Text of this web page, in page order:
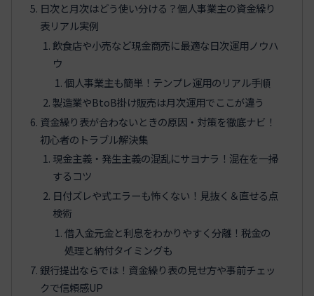
日次と月次はどう使い分ける？個人事業主の資金繰り
表リアル実例
飲食店や小売など現金商売に最適な日次運用ノウハ
ウ
個人事業主も簡単！テンプレ運用のリアル手順
製造業やBtoB掛け販売は月次運用でここが違う
資金繰り表が合わないときの原因・対策を徹底ナビ！
初心者のトラブル解決集
現金主義・発生主義の混乱にサヨナラ！混在を一掃
するコツ
日付ズレや式エラーも怖くない！見抜く＆直せる点
検術
借入金元金と利息をわかりやすく分離！税金の
処理と納付タイミングも
銀行提出ならでは！資金繰り表の見せ方や事前チェッ
クで信頼感UP